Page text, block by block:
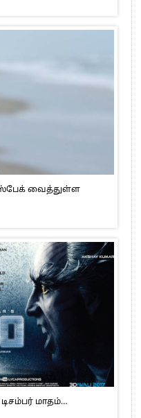
வைத்துள்ள
மாதம்…